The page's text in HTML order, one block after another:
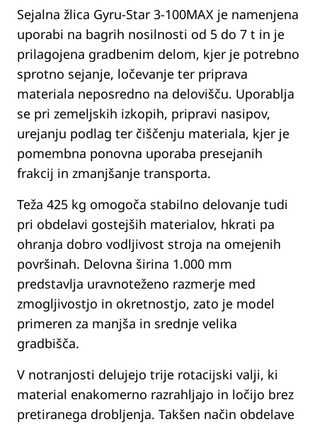
Sejalna žlica Gyru-Star 3-100MAX je namenjena
uporabi na bagrih nosilnosti od 5 do 7 t in je
prilagojena gradbenim delom, kjer je potrebno
sprotno sejanje, ločevanje ter priprava
materiala neposredno na delovišču. Uporablja
se pri zemeljskih izkopih, pripravi nasipov,
urejanju podlag ter čiščenju materiala, kjer je
pomembna ponovna uporaba presejanih
frakcij in zmanjšanje transporta.
Teža 425 kg omogoča stabilno delovanje tudi
pri obdelavi gostejših materialov, hkrati pa
ohranja dobro vodljivost stroja na omejenih
površinah. Delovna širina 1.000 mm
predstavlja uravnoteženo razmerje med
zmogljivostjo in okretnostjo, zato je model
primeren za manjša in srednje velika
gradbišča.
V notranjosti delujejo trije rotacijski valji, ki
material enakomerno razrahljajo in ločijo brez
pretiranega drobljenja. Takšen način obdelave